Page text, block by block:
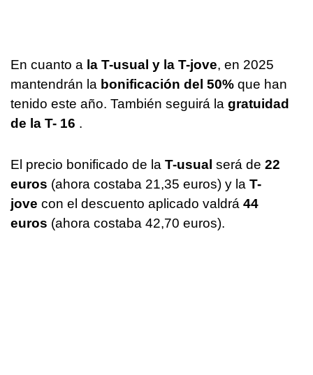
En cuanto a la T-usual y la T-jove, en 2025
mantendrán la bonificación del 50% que han
tenido este año. También seguirá la gratuidad
de la T- 16 .
El precio bonificado de la T-usual será de 22
euros (ahora costaba 21,35 euros) y la T-
jove con el descuento aplicado valdrá 44
euros (ahora costaba 42,70 euros).